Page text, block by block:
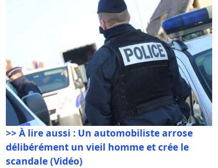
>> À lire aussi : Un automobiliste arrose
délibérément un vieil homme et crée le
scandale (Vidéo)